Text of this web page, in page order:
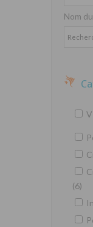
Nom
(6)